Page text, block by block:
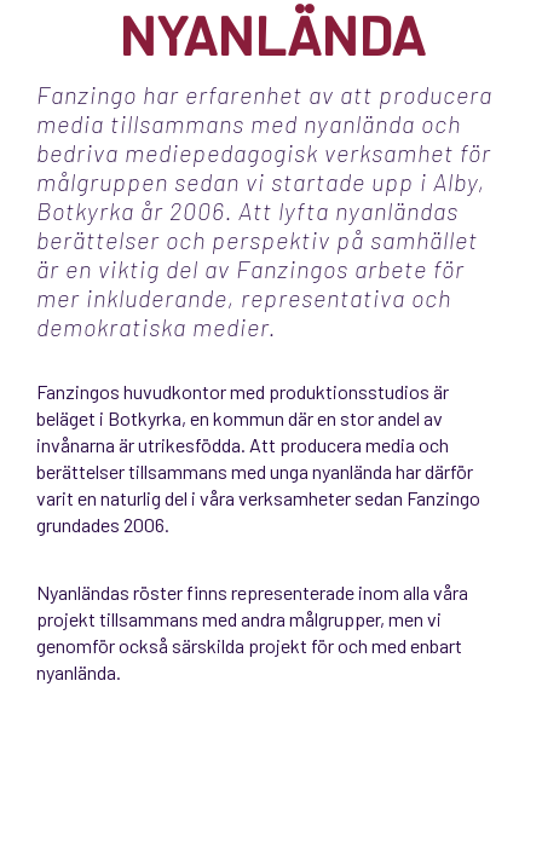
NYANLÄNDA
Fanzingo har erfarenhet av att producera
media tillsammans med nyanlända och
bedriva mediepedagogisk verksamhet för
målgruppen sedan vi startade upp i Alby,
Botkyrka år 2006. Att lyfta nyanländas
berättelser och perspektiv på samhället
är en viktig del av Fanzingos arbete för
mer inkluderande, representativa och
demokratiska medier.
Fanzingos huvudkontor med produktionsstudios är
beläget i Botkyrka, en kommun där en stor andel av
invånarna är utrikesfödda. Att producera media och
berättelser tillsammans med unga nyanlända har därför
varit en naturlig del i våra verksamheter sedan Fanzingo
grundades 2006.
Nyanländas röster finns representerade inom alla våra
projekt tillsammans med andra målgrupper, men vi
genomför också särskilda projekt för och med enbart
nyanlända.